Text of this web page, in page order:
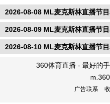
全场录像回放
2026-08-08 ML麦克斯林直播节
2026-08-09 ML麦克斯林直播节
2026-08-10 ML麦克斯林直播节
360体育直播 - 最好的
广告联系